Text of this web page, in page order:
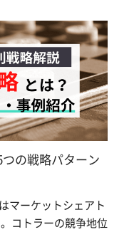
の戦略パターン
マーケットシェアト
コトラーの競争地位